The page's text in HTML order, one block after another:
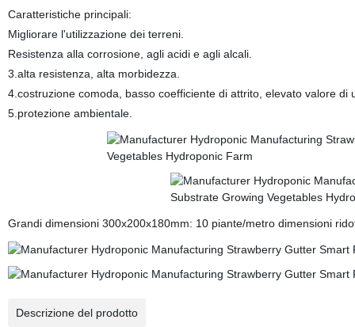
Caratteristiche principali:
Migliorare l'utilizzazione dei terreni.
Resistenza alla corrosione, agli acidi e agli alcali.
3.alta resistenza, alta morbidezza.
4.costruzione comoda, basso coefficiente di attrito, elevato valore di
5.protezione ambientale.
Grandi dimensioni 300x200x180mm: 10 piante/metro dimensioni
Descrizione del prodotto